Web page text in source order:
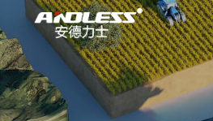
数据中心产业
>
光伏逆变产业
>